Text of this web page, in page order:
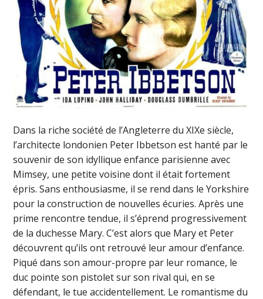
Dans la riche société de l’Angleterre du XIXe siècle,
l’architecte londonien Peter Ibbetson est hanté par le
souvenir de son idyllique enfance parisienne avec
Mimsey, une petite voisine dont il était fortement
épris. Sans enthousiasme, il se rend dans le Yorkshire
pour la construction de nouvelles écuries. Après une
prime rencontre tendue, il s’éprend progressivement
de la duchesse Mary. C’est alors que Mary et Peter
découvrent qu’ils ont retrouvé leur amour d’enfance.
Piqué dans son amour-propre par leur romance, le
duc pointe son pistolet sur son rival qui, en se
défendant, le tue accidentellement. Le romantisme du